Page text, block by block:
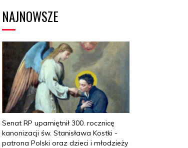
NAJNOWSZE
Senat RP upamiętnił 300. rocznicę
kanonizacji św. Stanisława Kostki -
patrona Polski oraz dzieci i młodzieży